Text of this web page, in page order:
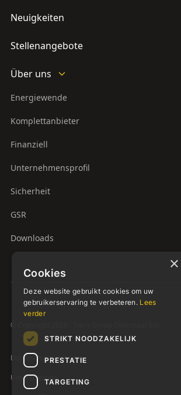
Neuigkeiten
Stellenangebote
Über uns
Energiewende
Komplettanbieter
Finanziell
Unternehmensprofil
Sicherheit
GSR
Downloads
© Copyright 2026 - Siers Groep Oldenzaal B.V.
Datenschutzerklärung
Unterstützung
×
Cookies
Deze website gebruikt cookies om uw
gebruikerservaring te verbeteren. Lees
verder
STRIKT NOODZAKELIJK
PRESTATIE
TARGETING